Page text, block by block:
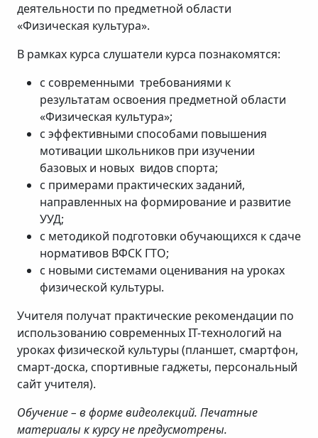
деятельности по предметной области
«Физическая культура».
В рамках курса слушатели курса познакомятся:
с современными требованиями к
результатам освоения предметной области
«Физическая культура»;
с эффективными способами повышения
мотивации школьников при изучении
базовых и новых видов спорта;
с примерами практических заданий,
направленных на формирование и развитие
УУД;
с методикой подготовки обучающихся к сдаче
нормативов ВФСК ГТО;
с новыми системами оценивания на уроках
физической культуры.
Учителя получат практические рекомендации по
использованию современных IT-технологий на
уроках физической культуры (планшет, смартфон,
смарт-доска, спортивные гаджеты, персональный
сайт учителя).
Обучение – в форме видеолекций. Печатные
материалы к курсу не предусмотрены.